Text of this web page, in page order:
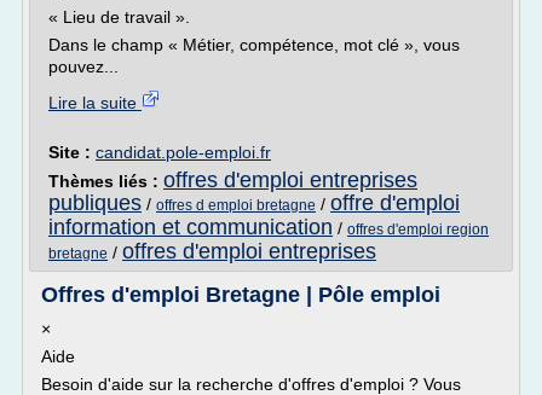
« Lieu de travail ».
Dans le champ « Métier, compétence, mot clé », vous
pouvez...
Lire la suite
Site : candidat.pole-emploi.fr
Thèmes liés : offres d'emploi entreprises
publiques / offres d emploi bretagne / offre d'emploi
information et communication / offres d'emploi region
bretagne / offres d'emploi entreprises
Offres d'emploi Bretagne | Pôle emploi
×
Aide
Besoin d'aide sur la recherche d'offres d'emploi ? Vous